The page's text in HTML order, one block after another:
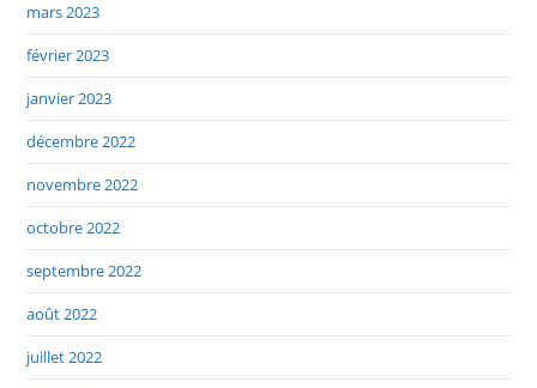
mars 2023
février 2023
janvier 2023
décembre 2022
novembre 2022
octobre 2022
septembre 2022
août 2022
juillet 2022